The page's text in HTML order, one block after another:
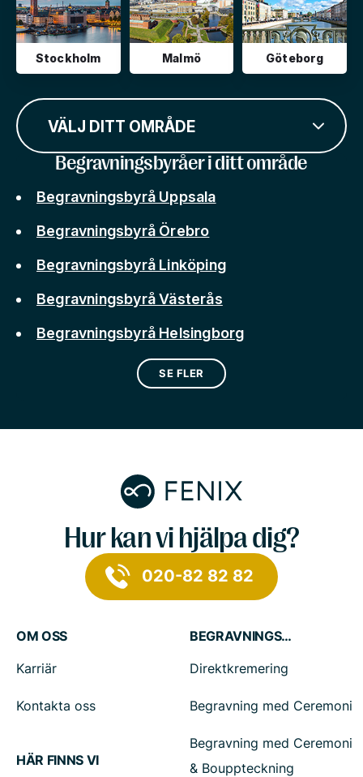
Stockholm Malmö Göteborg
VÄLJ DITT OMRÅDE
Begravningsbyråer i ditt område
Begravningsbyrå Uppsala
Begravningsbyrå Örebro
Begravningsbyrå Linköping
Begravningsbyrå Västerås
Begravningsbyrå Helsingborg
SE FLER
Hur kan vi hjälpa dig?
020-82 82 82
OM OSS
Karriär
Kontakta oss
HÄR FINNS VI
BEGRAVNINGSTJÄNSTER
Direktkremering
Begravning med Ceremoni
Begravning med Ceremoni
& Bouppteckning